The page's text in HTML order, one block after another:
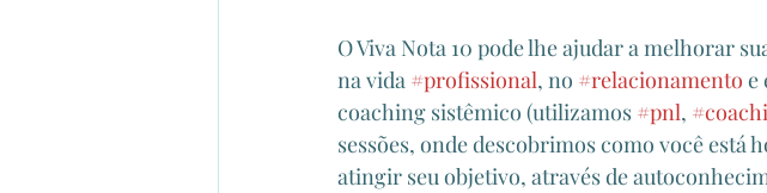
O Viva Nota 10 pode lhe ajudar a melhorar
na vida #profissional, no #relacionamento e
coaching sistêmico (utilizamos #pnl,
sessões, onde descobrimos como você está
atingir seu objetivo, através de